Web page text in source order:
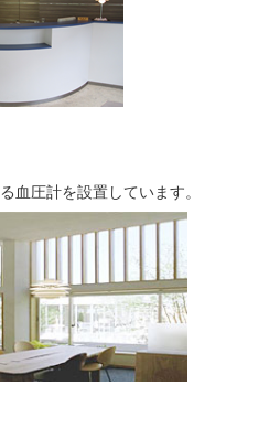
血圧計を設置しています。